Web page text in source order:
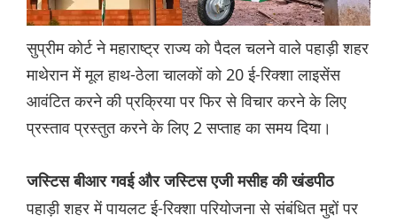
सुप्रीम कोर्ट ने महाराष्ट्र राज्य को पैदल चलने वाले पहाड़ी शहर
माथेरान में मूल हाथ-ठेला चालकों को 20 ई-रिक्शा लाइसेंस
आवंटित करने की प्रक्रिया पर फिर से विचार करने के लिए
प्रस्ताव प्रस्तुत करने के लिए 2 सप्ताह का समय दिया।
जस्टिस बीआर गवई और जस्टिस एजी मसीह की खंडपीठ
पहाड़ी शहर में पायलट ई-रिक्शा परियोजना से संबंधित मुद्दों पर